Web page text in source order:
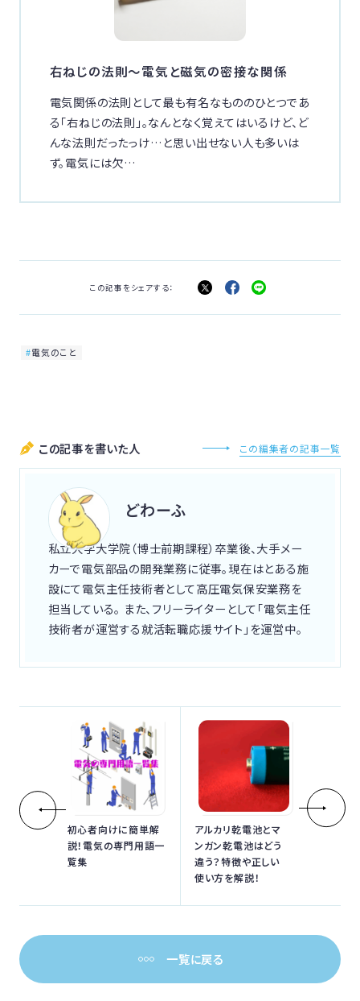
右ねじの法則〜電気と磁気の密接な関係
電気関係の法則として最も有名なもののひとつであ
る「右ねじの法則」。なんとなく覚えてはいるけど、ど
んな法則だったっけ…と思い出せない人も多いは
ず。電気には欠…
この記事をシェアする：
電気のこと
この記事を書いた人 この編集者の記事一覧
どわーふ
私立大学大学院（博士前期課程）卒業後、大手メー
カーで電気部品の開発業務に従事。現在はとある施
設にて電気主任技術者として高圧電気保安業務を
担当している。 また、フリーライターとして「電気主任
技術者が運営する就活転職応援サイト」を運営中。
初心者向けに簡単解
説！電気の専門用語一
覧集
アルカリ乾電池とマ
ンガン乾電池はどう
違う？特徴や正しい
使い方を解説！
一覧に戻る